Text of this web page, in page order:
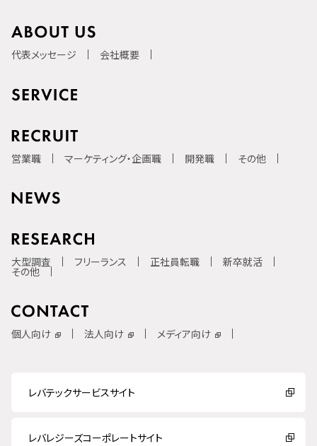
代表メッセージ 会社概要
営業職 マーケティング・企画職 開発職 その他
大型調査 フリーランス 正社員転職 新卒就活
その他
個人向け 法人向け メディア向け
レバテックサービスサイト
レバレジーズコーポレートサイト